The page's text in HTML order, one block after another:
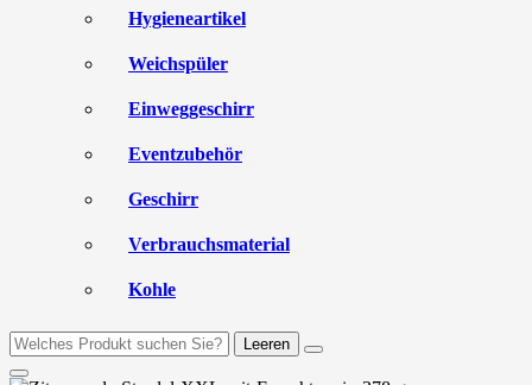
Hygieneartikel
Weichspüler
Einweggeschirr
Eventzubehör
Geschirr
Verbrauchsmaterial
Kohle
Leeren